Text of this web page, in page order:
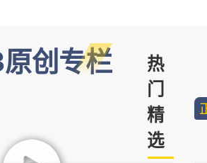
创专栏
热
门
精
选